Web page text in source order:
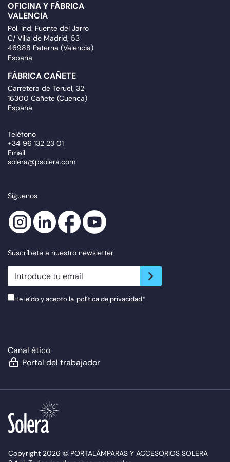
OFICINA Y FÁBRICA
VALENCIA
Pol. Ind. Fuente del Jarro
C/ Villa de Madrid, 53
46988 Paterna (Valencia)
España
FÁBRICA CAÑETE
Carretera de Teruel, 32
16300 Cañete (Cuenca)
España
Teléfono
+34 96 132 23 01
Email
solera@psolera.com
Síguenos
Suscríbete a nuestro newsletter
newsletter.suscribe
He leído y acepto la política de privacidad*
Canal ético
Portal del trabajador
Copyright 2026 © PORTALÁMPARAS Y ACCESORIOS SOLERA